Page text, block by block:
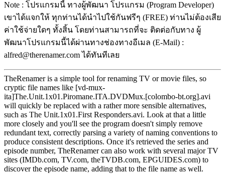
Note : โปรแกรมนี้ ทางผู้พัฒนา โปรแกรม (Program Developer)
เขาได้แจกให้ ทุกท่านได้นำไปใช้กันฟรีๆ (FREE) ท่านไม่ต้องเสีย
ค่าใช้จ่ายใดๆ ทั้งสิ้น โดยท่านสามารถที่จะ ติดต่อกับทาง ผู้
พัฒนาโปรแกรมนี้ได้ผ่านทางช่องทางอีเมล (E-Mail) :
alfred@therenamer.com ได้ทันทีเลย
TheRenamer is a simple tool for renaming TV or movie files, so
cryptic file names like [vd-mux-
ita]The.Unit.1x01.Piromane.ITA.DVDMux.[colombo-bt.org].avi
will quickly be replaced with a rather more sensible alternatives,
such as The Unit.1x01.First Responders.avi. Look at that a little
more closely and you'll see the program doesn't simply remove
redundant text, correctly parsing a variety of naming conventions to
produce consistent descriptions. Once it's retrieved the series and
episode number, TheRenamer can also work with several major TV
sites (IMDb.com, TV.com, theTVDB.com, EPGUIDES.com) to
discover the episode name, adding that to the file name as well.